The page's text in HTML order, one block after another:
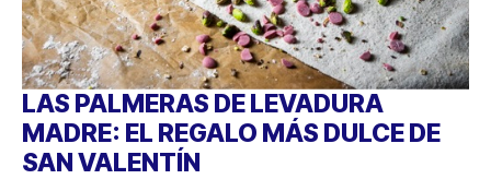
LAS PALMERAS DE LEVADURA
MADRE: EL REGALO MÁS DULCE DE
SAN VALENTÍN